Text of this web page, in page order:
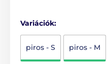
Variációk:
piros - S piros - M